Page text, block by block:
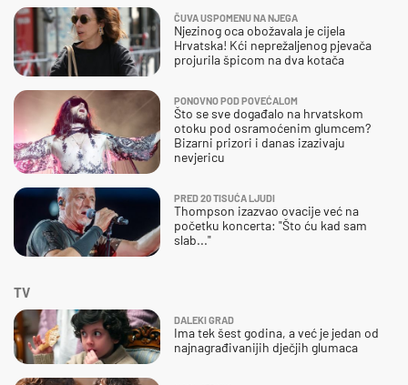
ČUVA USPOMENU NA NJEGA
Njezinog oca obožavala je cijela
Hrvatska! Kći neprežaljenog pjevača
projurila špicom na dva kotača
PONOVNO POD POVEĆALOM
Što se sve događalo na hrvatskom
otoku pod osramoćenim glumcem?
Bizarni prizori i danas izazivaju
nevjericu
PRED 20 TISUĆA LJUDI
Thompson izazvao ovacije već na
početku koncerta: "Što ću kad sam
slab..."
TV
DALEKI GRAD
Ima tek šest godina, a već je jedan od
najnagrađivanijih dječjih glumaca